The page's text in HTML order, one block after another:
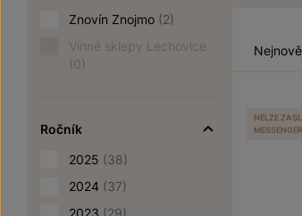
Znovín Znojmo (2)
Vinné sklepy Lechovice
(0)
Ročník
2025 (38)
2024 (37)
2023 (29)
NELZE